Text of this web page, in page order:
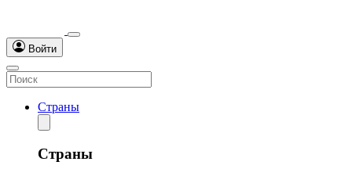
Войти
Страны
Страны